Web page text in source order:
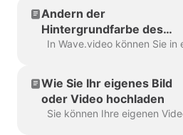
Ändern der
Hintergrundfarbe des
Videos
Wie Sie Ihr eigenes Bild
oder Video hochladen